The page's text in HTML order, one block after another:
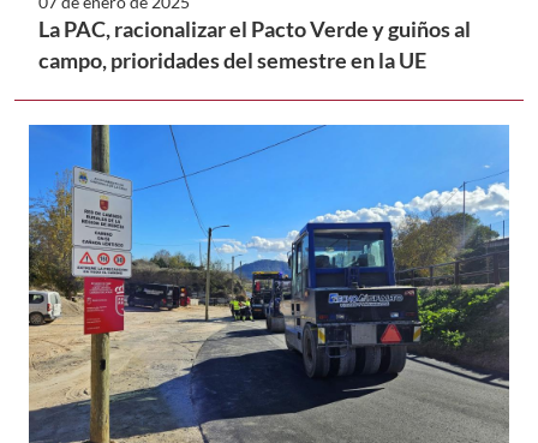
La PAC, racionalizar el Pacto Verde y guiños al
campo, prioridades del semestre en la UE